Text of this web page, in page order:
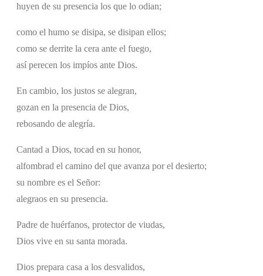
huyen de su presencia los que lo odian;
como el humo se disipa, se disipan ellos;
como se derrite la cera ante el fuego,
así perecen los impíos ante Dios.
En cambio, los justos se alegran,
gozan en la presencia de Dios,
rebosando de alegría.
Cantad a Dios, tocad en su honor,
alfombrad el camino del que avanza por el desierto;
su nombre es el Señor:
alegraos en su presencia.
Padre de huérfanos, protector de viudas,
Dios vive en su santa morada.
Dios prepara casa a los desvalidos,